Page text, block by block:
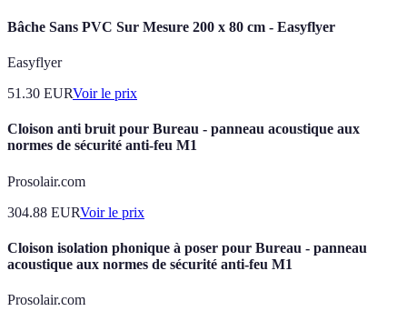
Bâche Sans PVC Sur Mesure 200 x 80 cm - Easyflyer
Easyflyer
51.30 EURVoir le prix
Cloison anti bruit pour Bureau - panneau acoustique aux
normes de sécurité anti-feu M1
Prosolair.com
304.88 EURVoir le prix
Cloison isolation phonique à poser pour Bureau - panneau
acoustique aux normes de sécurité anti-feu M1
Prosolair.com